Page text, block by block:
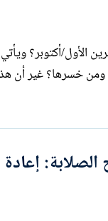
الأول/أكتوبر؟
ميزان الخسائر والأرباح
إعادة